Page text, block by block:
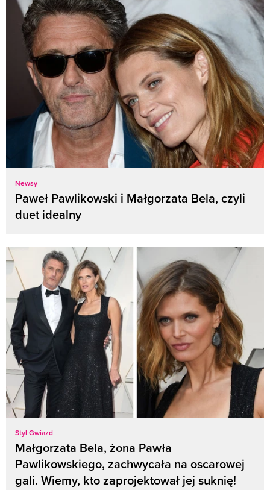
Newsy
Paweł Pawlikowski i Małgorzata Bela, czyli
duet idealny
Styl Gwiazd
Małgorzata Bela, żona Pawła
Pawlikowskiego, zachwycała na oscarowej
gali. Wiemy, kto zaprojektował jej suknię!